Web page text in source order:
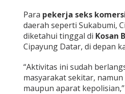
o
g
a
n
Para pekerja seks
daerah seperti Sukabumi,
diketahui tinggal di Kosan
Cipayung Datar, di depan
“Aktivitas ini sudah
masyarakat sekitar,
maupun aparat